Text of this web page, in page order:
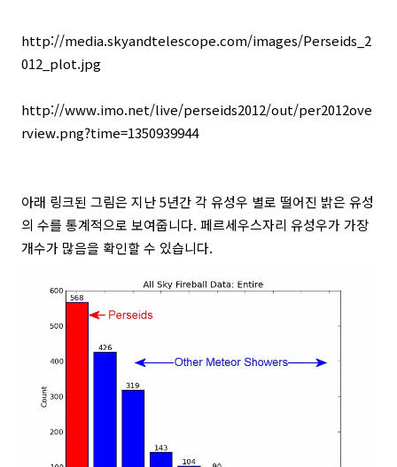
http://media.skyandtelescope.com/images/Perseids_2
012_plot.jpg
http://www.imo.net/live/perseids2012/out/per2012ove
rview.png?time=1350939944
아래 링크된 그림은 지난 5년간 각 유성우 별로 떨어진 밝은 유성
의 수를 통계적으로 보여줍니다. 페르세우스자리 유성우가 가장
개수가 많음을 확인할 수 있습니다.